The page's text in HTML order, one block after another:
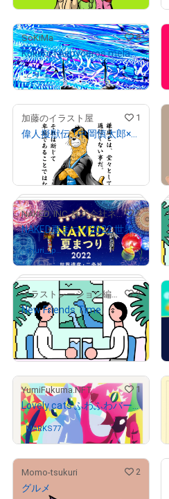
SoKiMa 8
Kokoro | Aepyceros melampus
とりっとさんが保有中
加藤のイラスト屋 1
偉人擬獣伝 「中岡慎太郎×イタチ」
2,000
売出し（初回販売）
# 18/500
NAKED, INC. 株式会社ネイキッド 2
NAKED夏まつり2022 世界遺産・二条城 入場券付きNFT（1次購入者限定入場券）
shuri__ph
otograph
さんが保有中
# 2/10
イラストレーション編集部 2
New Friends Time
出庫済
YumiFukuma.NFT 1
Lovely cats ふわふわバージョン
MARKS77さんが保有中
Momo-tsukuri 2
グルメ